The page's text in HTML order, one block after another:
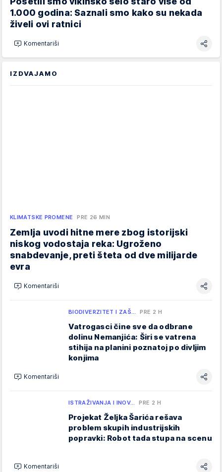
1.000 godina: Saznali smo kako su nekada
živeli ovi ratnici
Komentariši
IZDVAJAMO
KLIMATSKE PROMENE PRE 26 MIN
Zemlja uvodi hitne mere zbog istorijski
niskog vodostaja reka: Ugroženo
snabdevanje, preti šteta od dve milijarde
evra
Komentariši
BIODIVERZITET I ZAŠ… PRE 2 H
Vatrogasci čine sve da odbrane
dolinu Nemanjića: Širi se vatrena
stihija na planini poznatoj po divljim
konjima
Komentariši
ISTRAŽIVANJA I INOV… PRE 2 H
Projekat Željka Šarića rešava
problem skupih industrijskih
popravki: Robot tada stupa na scenu
Komentariši